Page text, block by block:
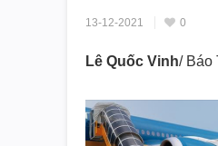
13-12-2021 0
Lê Quốc Vinh/ Báo